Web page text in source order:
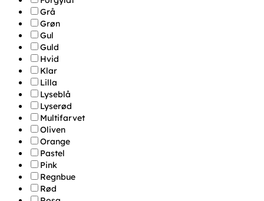
Grå
Grøn
Gul
Guld
Hvid
Klar
Lilla
Lyseblå
Lyserød
Multifarvet
Oliven
Orange
Pastel
Pink
Regnbue
Rød